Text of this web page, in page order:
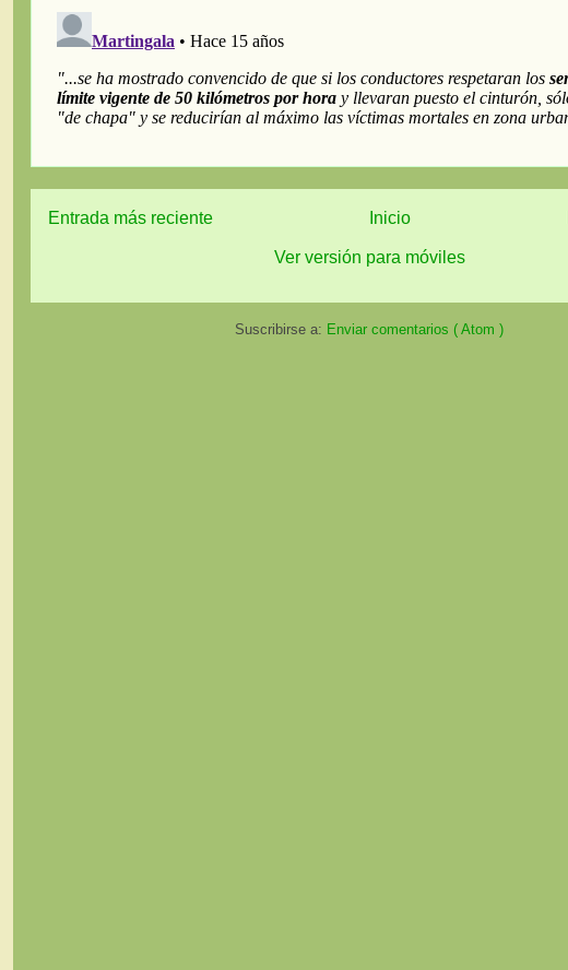
Entrada más reciente Inicio
Ver versión para móviles
Suscribirse a: Enviar comentarios ( Atom )